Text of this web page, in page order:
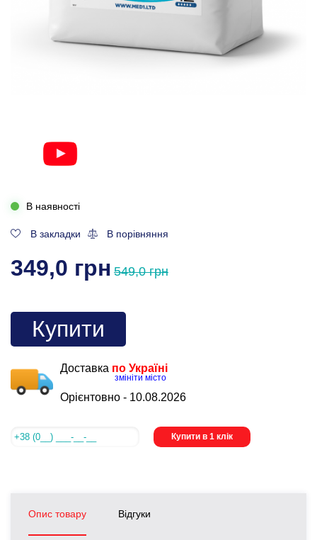
В наявності
В закладки В порівняння
349,0 грн 549,0 грн
Купити
Доставка по Україні
змініти місто
Орієнтовно - 10.08.2026
Купити в 1 клік
Опис товару Відгуки